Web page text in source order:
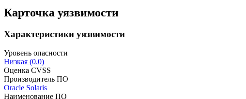
Карточка уязвимости
Характеристики уязвимости
Уровень опасности
Низкая (0.0)
Оценка CVSS
Производитель ПО
Oracle Solaris
Наименование ПО